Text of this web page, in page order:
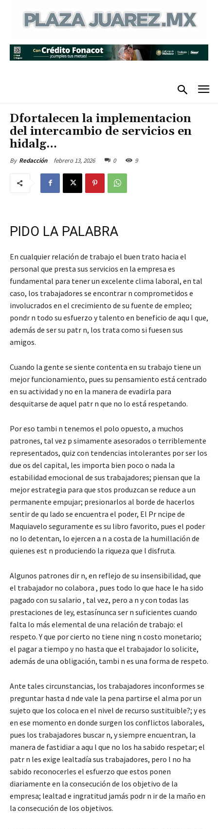
Dfortalecen la implementacion
del intercambio de servicios en
hidalg…
By Redacción febrero 13, 2026 0 9
PIDO LA PALABRA
En cualquier relación de trabajo el buen trato hacia el
personal que presta sus servicios en la empresa es
fundamental para tener un excelente clima laboral, en tal
caso, los trabajadores se encontrar n comprometidos e
involucrados en el crecimiento de su fuente de empleo;
pondr n todo su esfuerzo y talento en beneficio de aqu l que,
además de ser su patr n, los trata como si fuesen sus
amigos.
Cuando la gente se siente contenta en su trabajo tiene un
mejor funcionamiento, pues su pensamiento está centrado
en su actividad y no en la manera de evadirla para
desquitarse de aquel patr n que no lo está respetando.
Por eso tambi n tenemos el polo opuesto, a muchos
patrones, tal vez p simamente asesorados o terriblemente
representados, quiz con tendencias intolerantes por ser los
due os del capital, les importa bien poco o nada la
estabilidad emocional de sus trabajadores; piensan que la
mejor estrategia para que stos produzcan se reduce a un
permanente empujar; presionarlos al borde de hacerlos
sentir de qu lado se encuentra el poder, El Pr ncipe de
Maquiavelo seguramente es su libro favorito, pues el poder
no lo detentan, lo ejercen a n a costa de la humillación de
quienes est n produciendo la riqueza que l disfruta.
Algunos patrones dir n, en reflejo de su insensibilidad, que
el trabajador no colabora , pues todo lo que hace le ha sido
pagado con su salario , tal vez, pero a n y con todas las
prestaciones de ley, estasínunca ser n suficientes cuando
falta lo más elemental de una relación de trabajo: el
respeto. Y que por cierto no tiene ning n costo monetario;
el pagar a tiempo y no hasta que el trabajador lo solicite,
además de una obligación, tambi n es una forma de respeto.
Ante tales circunstancias, los trabajadores inconformes se
preguntar hasta d nde vale la pena partirse el alma por un
sujeto que los coloca en el nivel de recurso sustituible?; y es
en ese momento en donde surgen los conflictos laborales,
pues los trabajadores buscar n, y siempre encuentran, la
manera de fastidiar a aqu l que no los ha sabido respetar; el
patr n les exige lealtadía sus trabajadores, pero l no ha
sabido reconocerles el esfuerzo que estos ponen
diariamente en la consecución de los objetivo de la
empresa; lealtad e ingratitud jamás podr n ir de la maño en
la consecución de los objetivos.